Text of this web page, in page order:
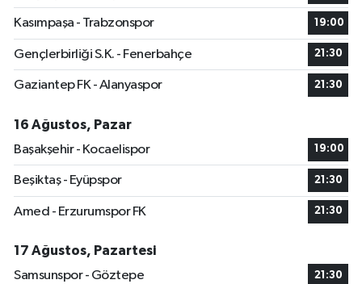
Kasımpaşa - Trabzonspor 19:00
Gençlerbirliği S.K. - Fenerbahçe 21:30
Gaziantep FK - Alanyaspor 21:30
16 Ağustos, Pazar
Başakşehir - Kocaelispor
19:00
Beşiktaş - Eyüpspor 21:30
Amed - Erzurumspor FK 21:30
17 Ağustos, Pazartesi
Samsunspor - Göztepe
21:30